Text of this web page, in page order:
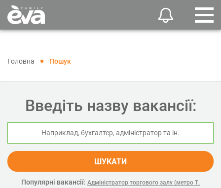
Головна Пошук
Введіть назву вакансії:
ШУКАТИ
Популярні вакансії: Адміністратор торгового залу (метро Т.